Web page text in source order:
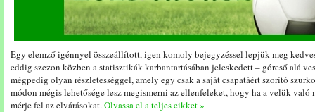
Egy elemző igénnyel összeállított, igen komoly bejegyzéssel lepjük meg
eddig szezon közben a statisztikák karbantartásában jeleskedett – górcső alá
mégpedig olyan részletességgel, amely egy csak a saját csapatáért szorító
módon mégis lehetősége lesz megismerni az ellenfeleket, hogy ha a velük való
mérje fel az elvárásokat.Olvassa el a teljes cikket »